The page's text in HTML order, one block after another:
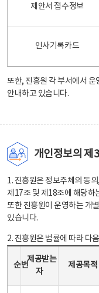
제안서 접수정보
인사기록카드
또한, 진흥원 각 부서에서
안내하고 있습니다.
개인정보의 제
1. 진흥원은 정보주체의 동
제17조 및 제18조에 해당하
또한 진흥원이 운영하는 개
있습니다.
2. 진흥원은 법률에 따라 다
순번
제공받는
자
제공목적